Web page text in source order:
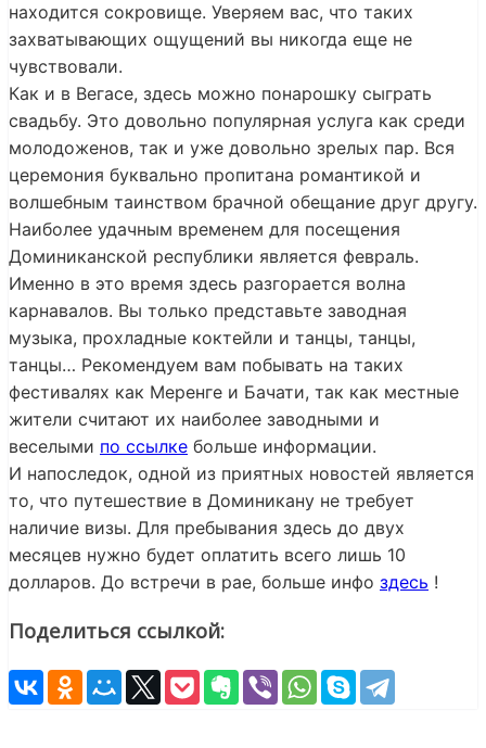
находится сокровище. Уверяем вас, что таких
захватывающих ощущений вы никогда еще не
чувствовали.
Как и в Вегасе, здесь можно понарошку сыграть
свадьбу. Это довольно популярная услуга как среди
молодоженов, так и уже довольно зрелых пар. Вся
церемония буквально пропитана романтикой и
волшебным таинством брачной обещание друг другу.
Наиболее удачным временем для посещения
Доминиканской республики является февраль.
Именно в это время здесь разгорается волна
карнавалов. Вы только представьте заводная
музыка, прохладные коктейли и танцы, танцы,
танцы… Рекомендуем вам побывать на таких
фестивалях как Меренге и Бачати, так как местные
жители считают их наиболее заводными и
веселыми по ссылке больше информации.
И напоследок, одной из приятных новостей является
то, что путешествие в Доминикану не требует
наличие визы. Для пребывания здесь до двух
месяцев нужно будет оплатить всего лишь 10
долларов. До встречи в рае, больше инфо здесь !
Поделиться ссылкой: